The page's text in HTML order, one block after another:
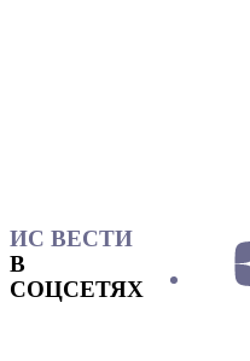
ИС ВЕСТИ
В
СОЦСЕТЯХ